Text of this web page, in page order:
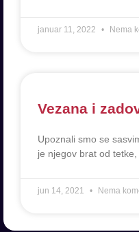
januar 11, 2022 Nema
Vezana i
Upoznali smo se
je njegov brat od
jun 14, 2021 Nema